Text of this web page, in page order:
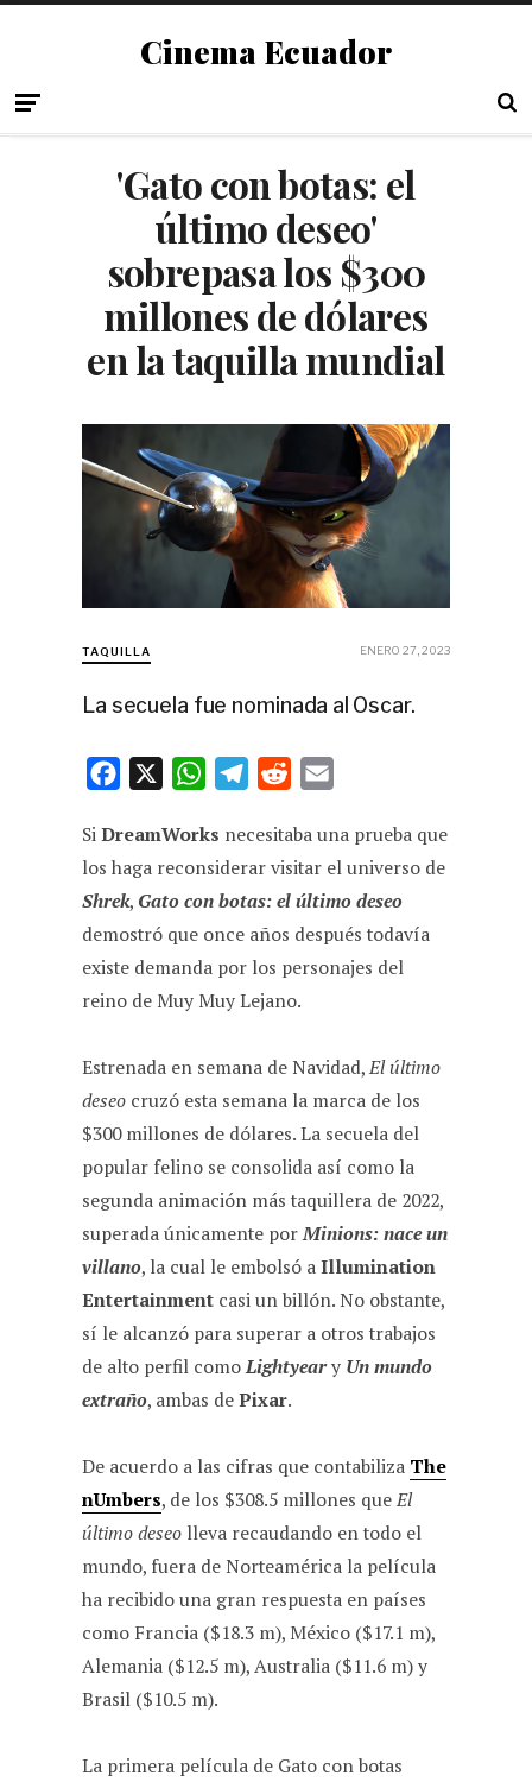
Cinema Ecuador
'Gato con botas: el
último deseo'
sobrepasa los $300
millones de dólares
en la taquilla mundial
TAQUILLA ENERO 27, 2023
La secuela fue nominada al Oscar.
c
e
b
o
o
k
W
a
t
s
A
p
p
T
l
e
g
r
a
m
d
d
i
t
a
i
l
SiDreamWorks necesitaba una prueba que
los haga reconsiderar visitar el universo de
Shrek, Gato con botas: el último deseo
demostró que once años después todavía
existe demanda por los personajes del
reino de Muy Muy Lejano.
Estrenada en semana de Navidad,El último
deseo cruzó esta semana la marca de los
$300 millones de dólares. La secuela del
popular felino se consolida así como la
segunda animación más taquillera de 2022,
superada únicamente porMinions: nace un
villano, la cual le embolsó aIllumination
Entertainment casi un billón. No obstante,
sí le alcanzó para superar a otros trabajos
de alto perfil comoLightyeary Un mundo
extraño, ambas dePixar.
De acuerdo a las cifras que contabiliza The
nUmbers, de los $308.5 millones queEl
último deseo lleva recaudando en todo el
mundo, fuera de Norteamérica la película
ha recibido una gran respuesta en países
como Francia ($18.3 m), México ($17.1 m),
Alemania ($12.5 m), Australia ($11.6 m) y
Brasil ($10.5 m).
La primera película de Gato con botas